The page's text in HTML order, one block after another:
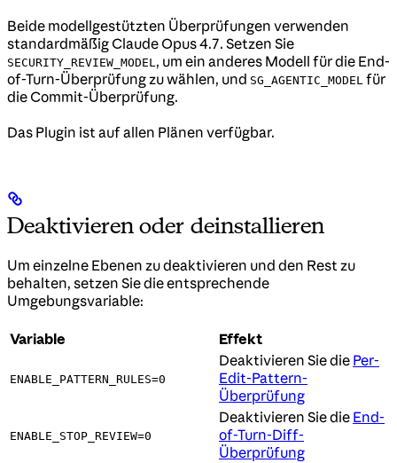
Beide modellgestützten Überprüfungen verwenden
standardmäßig Claude Opus 4.7. Setzen Sie
SECURITY_REVIEW_MODEL , um ein anderes Modell für die End-
of-Turn-Überprüfung zu wählen, und SG_AGENTIC_MODEL für
die Commit-Überprüfung.
Das Plugin ist auf allen Plänen verfügbar.
Deaktivieren oder deinstallieren
Um einzelne Ebenen zu deaktivieren und den Rest zu
behalten, setzen Sie die entsprechende
Umgebungsvariable:
Variable Effekt
ENABLE_PATTERN_RULES=0
Deaktivieren Sie die Per-
Edit-Pattern-
Überprüfung
ENABLE_STOP_REVIEW=0
Deaktivieren Sie die End-
of-Turn-Diff-
Überprüfung